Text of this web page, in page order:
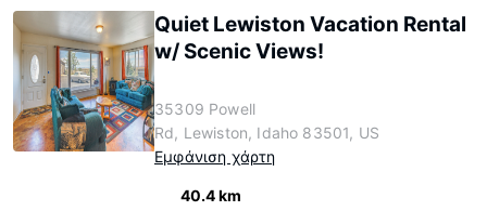
Quiet Lewiston Vacation Rental
w/ Scenic Views!
35309 Powell
Rd, Lewiston, Idaho 83501, US
Εμφάνιση χάρτη
40.4 km